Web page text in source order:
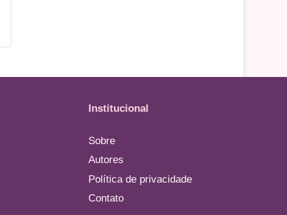
Institucional
Sobre
Autores
Política de privacidade
Contato